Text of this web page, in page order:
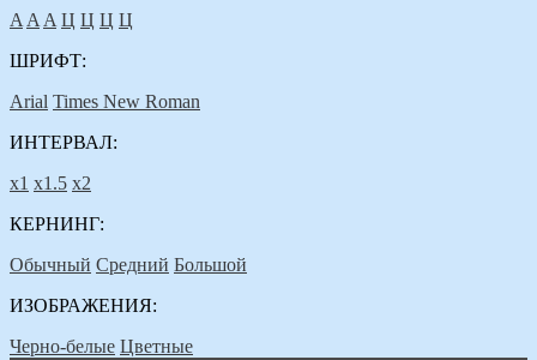
A A A Ц Ц Ц Ц
ШРИФТ:
Arial Times New Roman
ИНТЕРВАЛ:
х1 х1.5 х2
КЕРНИНГ:
Обычный Средний Большой
ИЗОБРАЖЕНИЯ:
Черно-белые Цветные